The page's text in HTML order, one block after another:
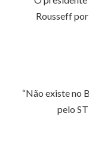
Rousseff
“Não existe no
pelo